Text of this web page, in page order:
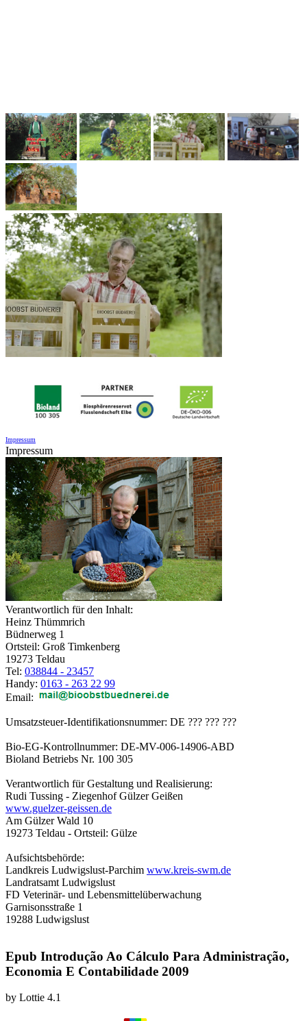
Impressum
Impressum
Verantwortlich für den Inhalt:
Heinz Thümmrich
Büdnerweg 1
Ortsteil: Groß Timkenberg
19273 Teldau
Tel: 038844 - 23457
Handy: 0163 - 263 22 99
Email:
Umsatzsteuer-Identifikationsnummer: DE ??? ??? ???
Bio-EG-Kontrollnummer: DE-MV-006-14906-ABD
Bioland Betriebs Nr. 100 305
Verantwortlich für Gestaltung und Realisierung:
Rudi Tussing - Ziegenhof Gülzer Geißen
www.guelzer-geissen.de
Am Gülzer Wald 10
19273 Teldau - Ortsteil: Gülze
Aufsichtsbehörde:
Landkreis Ludwigslust-Parchim www.kreis-swm.de
Landratsamt Ludwigslust
FD Veterinär- und Lebensmittelüberwachung
Garnisonsstraße 1
19288 Ludwigslust
Epub Introdução Ao Cálculo Para Administração,
Economia E Contabilidade 2009
by Lottie 4.1